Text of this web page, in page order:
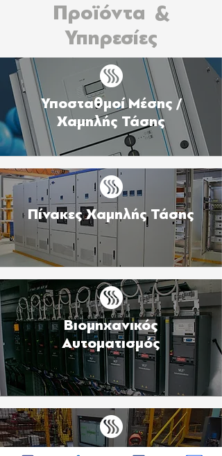
Προϊόντα &
Υπηρεσίες
Υποσταθμοί Μέσης /
Χαμηλής Τάσης
Πίνακες Χαμηλής Τάσης
Βιομηχανικός
Αυτοματισμός